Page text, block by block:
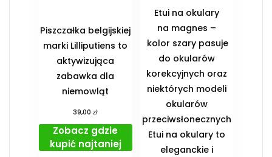
Piszczałka belgijskiej
marki Lilliputiens to
aktywizująca
zabawka dla
niemowląt
39,00zł
Zobacz gdzie
kupić najtaniej
Etui na okulary
na magnes –
kolor szary pasuje
do okularów
korekcyjnych oraz
niektórych modeli
okularów
przeciwsłonecznych
Etui na okulary to
eleganckie i